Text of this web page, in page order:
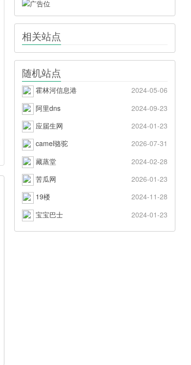
相关站点
随机站点
霍林河信息港
2024-05-06
阿里dns
2024-09-23
应届生网
2024-01-23
camel骆驼
2026-07-31
藏蒸堂
2024-02-28
苦瓜网
2026-01-23
19楼
2024-11-28
宝宝巴士
2024-01-23